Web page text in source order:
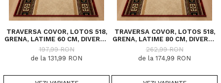
TRAVERSA COVOR, LOTOS 518,
GRENA, LATIME 60 CM, DIVERSE
LUNGIMI
197,99 RON
de la 131,99 RON
TRAVERSA COVOR, LOTOS 518,
GRENA, LATIME 80 CM, DIVERSE
LUNGIMI
262,99 RON
de la 174,99 RON